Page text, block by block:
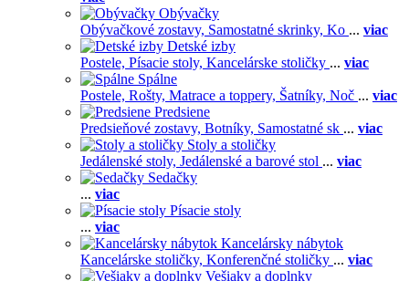
Obývačky
Obývačkové zostavy, Samostatné skrinky, Ko ... viac
Detské izby
Postele, Písacie stoly, Kancelárske stoličky ... viac
Spálne
Postele, Rošty, Matrace a toppery, Šatníky, Noč ... viac
Predsiene
Predsieňové zostavy, Botníky, Samostatné sk ... viac
Stoly a stoličky
Jedálenské stoly, Jedálenské a barové stol ... viac
Sedačky
... viac
Písacie stoly
... viac
Kancelársky nábytok
Kancelárske stoličky, Konferenčné stoličky ... viac
Vešiaky a doplnky